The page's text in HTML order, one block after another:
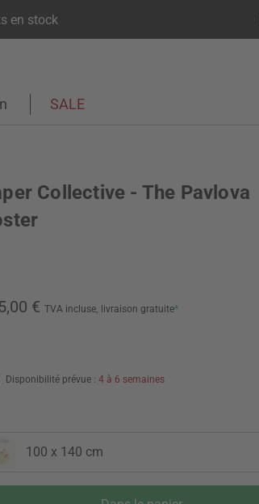
en stock
SALE
Collective - The Pavlova
€ TVA incluse, livraison gratuite*
Disponibilité prévue : 4 à 6 semaines
100 x 140 cm